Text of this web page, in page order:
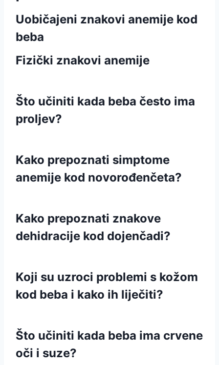
Uobičajeni znakovi anemije kod
beba
Fizički znakovi anemije
Što učiniti kada beba često ima
proljev?
Kako prepoznati simptome
anemije kod novorođenčeta?
Kako prepoznati znakove
dehidracije kod dojenčadi?
Koji su uzroci problemi s kožom
kod beba i kako ih liječiti?
Što učiniti kada beba ima crvene
oči i suze?